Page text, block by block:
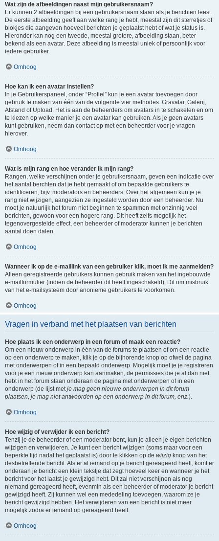
Wat zijn de afbeeldingen naast mijn gebruikersnaam?
Er kunnen 2 afbeeldingen bij een gebruikersnaam staan als je berichten leest.
De eerste afbeelding geeft aan welke rang je hebt, meestal zijn dit sterretjes of
blokjes die aangeven hoeveel berichten je geplaatst hebt of wat je status is.
Hieronder kan nog een tweede, meestal grotere, afbeelding staan, beter
bekend als een avatar. Deze afbeelding is meestal uniek of persoonlijk voor
iedere gebruiker.
Omhoog
Hoe kan ik een avatar instellen?
In je Gebruikerspaneel, onder “Profiel” kun je een avatar toevoegen door
gebruik te maken van één van de volgende vier methodes: Gravatar, Galerij,
Afstand of Upload. Het is aan de beheerders om avatars in te schakelen en om
te kiezen op welke manier je een avatar kan gebruiken. Als je geen avatars
kunt gebruiken, neem dan contact op met een beheerder voor je vragen
hierover.
Omhoog
Wat is mijn rang en hoe verander ik mijn rang?
Rangen, welke verschijnen onder je gebruikersnaam, geven een indicatie over
het aantal berchten dat je hebt gemaakt of om bepaalde gebruikers te
identificeren, bijv. moderators en beheerders. Over het algemeen kun je je
rang niet wijzigen, aangezien ze ingesteld worden door een beheerder. Nu
moet je natuurlijk het forum niet beginnen te spammen met onzinnig veel
berichten, gewoon voor een hogere rang. Dit heeft zelfs mogelijk het
tegenovergestelde effect, een beheerder of moderator kunnen je berichten
aantal doen dalen.
Omhoog
Wanneer ik op de e-maillink van een gebruiker klik, moet ik me aanmelden?
Alleen geregistreerde gebruikers kunnen gebruik maken van het ingebouwde
e-mailformulier (indien de beheerder dit heeft ingeschakeld). Dit om misbruik
van het e-mailsysteem door anonieme gebruikers te voorkomen.
Omhoog
Vragen in verband met het plaatsen van berichten
Hoe plaats ik een onderwerp in een forum of maak een reactie?
Om een nieuw onderwerp in één van de forums te plaatsen of om een reactie
op een onderwerp te maken, klik je op de bijhorende knop op ofwel de pagina
met onderwerpen of in een bepaald onderwerp. Mogelijk moet je je registreren
voor je een nieuw onderwerp kan aanmaken, de permissies die je al dan niet
hebt in het forum staan onderaan de pagina met onderwerpen of in een
onderwerp (de lijst met je mag geen nieuwe onderwerpen in dit forum
plaatsen, je mag niet antwoorden op een onderwerp in dit forum, enz. ).
Omhoog
Hoe wijzig of verwijder ik een bericht?
Tenzij je de beheerder of een moderator bent, kun je alleen je eigen berichten
wijzigen en verwijderen. Je kunt een bericht wijzigen (soms maar voor een
beperkte tijd nadat het geplaatst is) door te klikken op de wijzig knop van het
desbetreffende bericht. Als er al iemand op je bericht gereageerd heeft, komt er
onderaan je bericht een klein tekstje dat zegt hoeveel keer en wanneer je het
bericht voor het laatst je gewijzigd hebt. Dit zal niet verschijnen als nog
niemand gereageerd heeft, evenmin als een beheerder of moderator je bericht
gewijzigd heeft. Zij kunnen wel een mededeling toevoegen, waarom ze je
bericht gewijzigd hebben. Het verwijderen van een bericht is niet meer
mogelijk zodra er iemand op gereageerd heeft.
Omhoog